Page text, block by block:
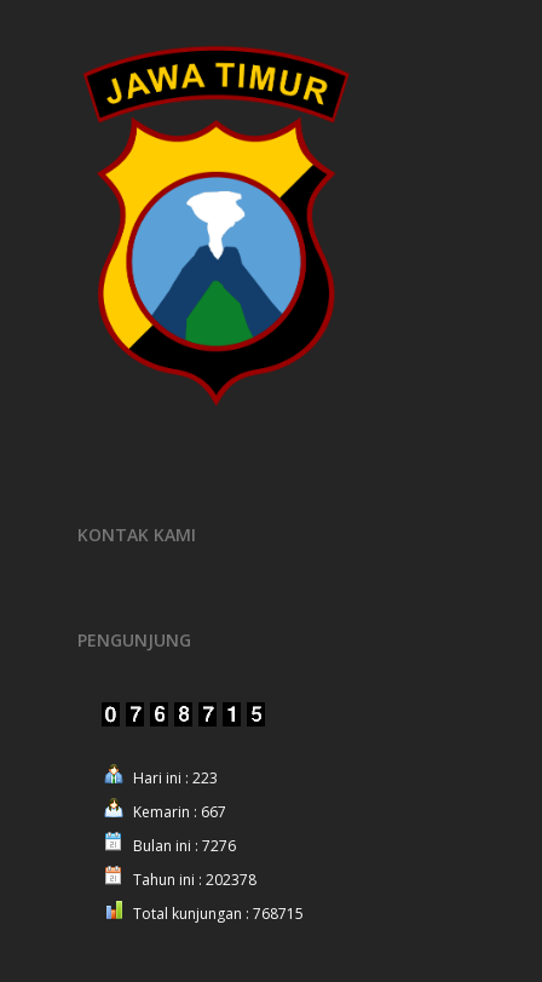
KONTAK KAMI
PENGUNJUNG
Hari ini : 223
Kemarin : 667
Bulan ini : 7276
Tahun ini : 202378
Total kunjungan : 768715